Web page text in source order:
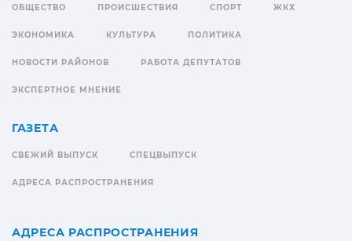
ОБЩЕСТВО ПРОИСШЕСТВИЯ СПОРТ ЖКХ
ЭКОНОМИКА КУЛЬТУРА ПОЛИТИКА
НОВОСТИ РАЙОНОВ РАБОТА ДЕПУТАТОВ
ЭКСПЕРТНОЕ МНЕНИЕ
ГАЗЕТА
СВЕЖИЙ ВЫПУСК СПЕЦВЫПУСК
АДРЕСА РАСПРОСТРАНЕНИЯ
АДРЕСА РАСПРОСТРАНЕНИЯ